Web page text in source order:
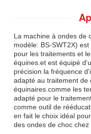
La machine à ondes de
modèle: BS-SWT2X)
pour les traitements et
équines.et est équipé
précision la fréquence
adapté au traitement de
équinaires.comme les
adapté pour le
comme outil de
en fait le choix idéal
des ondes de choc chez